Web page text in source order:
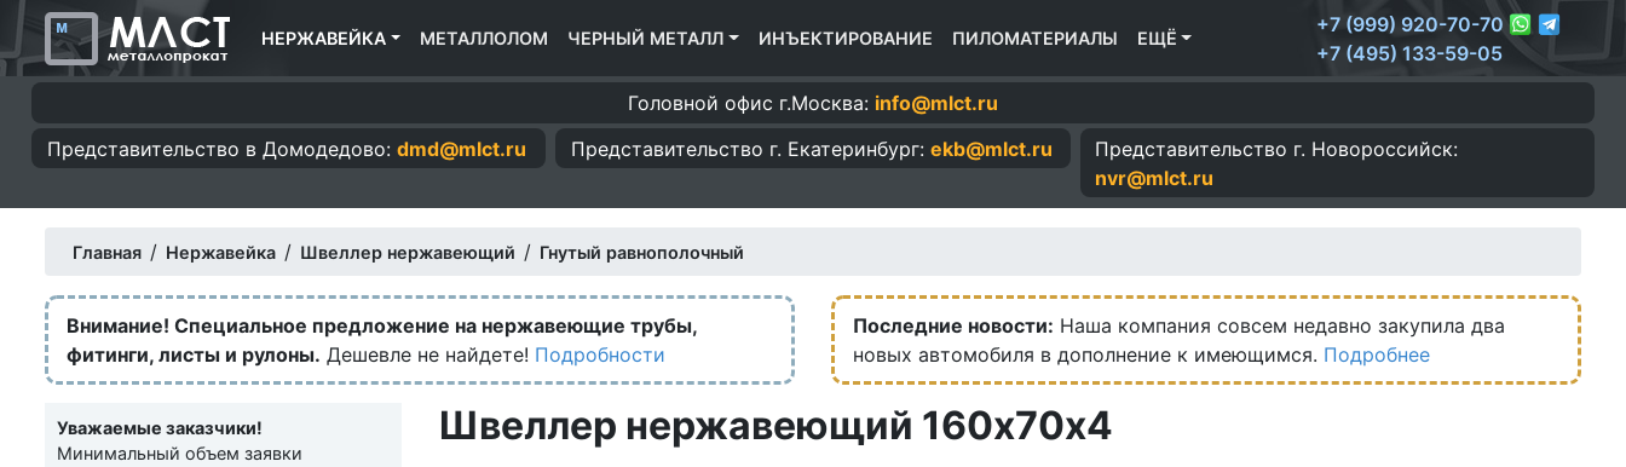
НЕРЖАВЕЙКА МЕТАЛЛОЛОМ ЧЕРНЫЙ МЕТАЛЛ ИНЪЕКТИРОВАНИЕ ПИЛОМАТЕРИАЛЫ ЕЩЁ
+7 (999) 920-70-70
+7 (495) 133-59-05
Головной офис г.Москва: info@mlct.ru
Представительство вДомодедово: dmd@mlct.ru Представительство г. Екатеринбург:ekb@mlct.ru Представительство г. Новороссийск:
nvr@mlct.ru
Главная / Нержавейка / Швеллер нержавеющий / Гнутый равнополочный
Внимание! Специальное предложение на нержавеющие трубы,
фитинги, листы и рулоны. Дешевле не найдете! Подробности
Последние новости: Наша компания совсем недавно закупила два
новых автомобиля в дополнение к имеющимся. Подробнее
Уважаемые заказчики!
Минимальный объем заявки
Швеллер нержавеющий 160х70х4